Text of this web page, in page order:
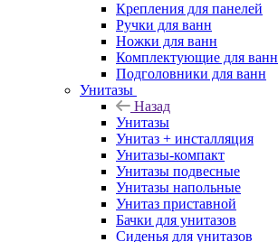
Крепления для панелей
Ручки для ванн
Ножки для ванн
Комплектующие для ванн
Подголовники для ванн
Унитазы
Назад
Унитазы
Унитаз + инсталляция
Унитазы-компакт
Унитазы подвесные
Унитазы напольные
Унитаз приставной
Бачки для унитазов
Сиденья для унитазов